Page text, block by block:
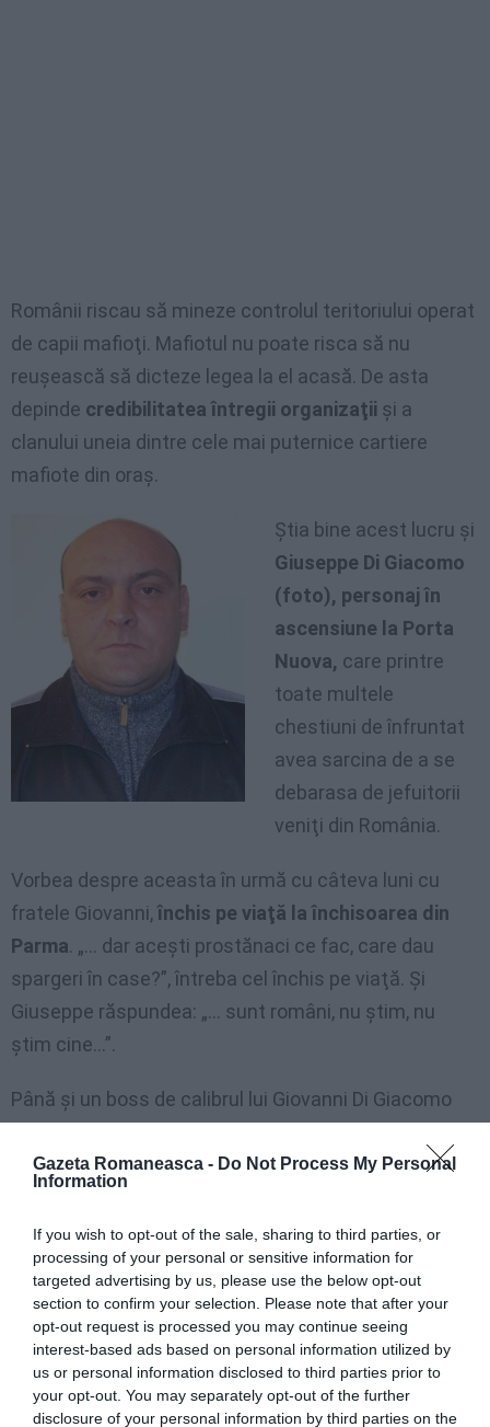
Gazeta Romaneasca - Do Not Process My Personal
Information
If you wish to opt-out of the sale, sharing to third parties, or
processing of your personal or sensitive information for
targeted advertising by us, please use the below opt-out
section to confirm your selection. Please note that after your
opt-out request is processed you may continue seeing
interest-based ads based on personal information utilized by
us or personal information disclosed to third parties prior to
your opt-out. You may separately opt-out of the further
disclosure of your personal information by third parties on the
Românii riscau să mineze controlul teritoriului operat
de capii mafioţi. Mafiotul nu poate risca să nu
reuşească să dicteze legea la el acasă. De asta
depinde credibilitatea întregii organizaţii şi a
clanului uneia dintre cele mai puternice cartiere
mafiote din oraş.
Ştia bine acest lucru şi
Giuseppe Di Giacomo
(foto), personaj în
ascensiune la Porta
Nuova, care printre
toate multele
chestiuni de înfruntat
avea sarcina de a se
debarasa de jefuitorii
veniţi din România.
Vorbea despre aceasta în urmă cu câteva luni cu
fratele Giovanni,închis pe viaţă la închisoarea din
Parma. „… dar aceşti prostănaci ce fac, care dau
spargeri în case?”, întreba cel închis pe viaţă. Şi
Giuseppe răspundea: „… sunt români, nu ştim, nu
ştim cine…”.
Până şi un boss de calibrul lui Giovanni Di Giacomo
atent pentru că românii sunt boi dacă se întâmplă…
Prudenţă, dar şinecesitate de a interveni.În
manieră fermă şi, mai ales, violentă. Astfel Giuseppe
Di Giacomo a promis că va rezolva chestiunea
românească. În particular, atenţia sa s-a concentrat
asupra unui personaj pe care îl indica în mod generic:
„… îl căutăm pe ăsta…” Giovanni, care continua să